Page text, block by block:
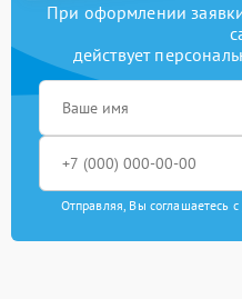
При оформлении
действует
Отправляя, Вы соглашаетесь с